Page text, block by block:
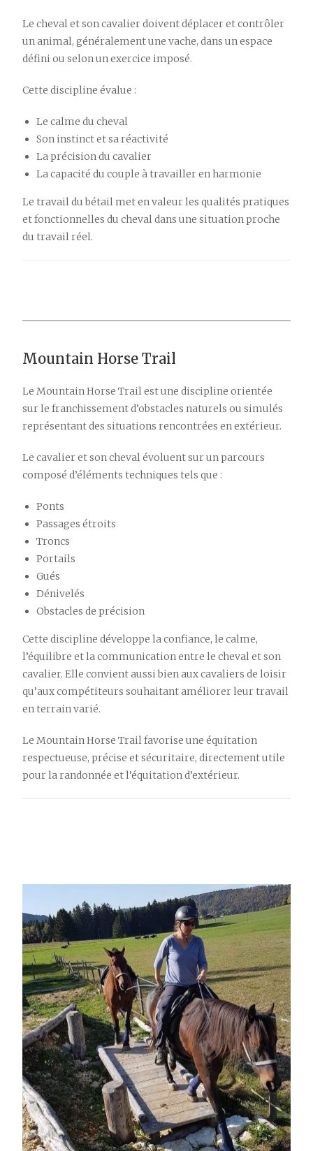
Le cheval et son cavalier doivent déplacer et contrôler
un animal, généralement une vache, dans un espace
défini ou selon un exercice imposé.
Cette discipline évalue :
Le calme du cheval
Son instinct et sa réactivité
La précision du cavalier
La capacité du couple à travailler en harmonie
Le travail du bétail met en valeur les qualités pratiques
et fonctionnelles du cheval dans une situation proche
du travail réel.
Mountain Horse Trail
Le Mountain Horse Trail est une discipline orientée
sur le franchissement d’obstacles naturels ou simulés
représentant des situations rencontrées en extérieur.
Le cavalier et son cheval évoluent sur un parcours
composé d’éléments techniques tels que :
Ponts
Passages étroits
Troncs
Portails
Gués
Dénivelés
Obstacles de précision
Cette discipline développe la confiance, le calme,
l’équilibre et la communication entre le cheval et son
cavalier. Elle convient aussi bien aux cavaliers de loisir
qu’aux compétiteurs souhaitant améliorer leur travail
en terrain varié.
Le Mountain Horse Trail favorise une équitation
respectueuse, précise et sécuritaire, directement utile
pour la randonnée et l’équitation d’extérieur.